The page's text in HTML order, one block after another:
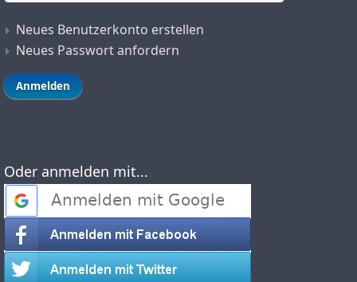
Neues Benutzerkonto erstellen
Neues Passwort anfordern
Oder anmelden mit...
Login with Google
Login with Facebook
Login with Twitter